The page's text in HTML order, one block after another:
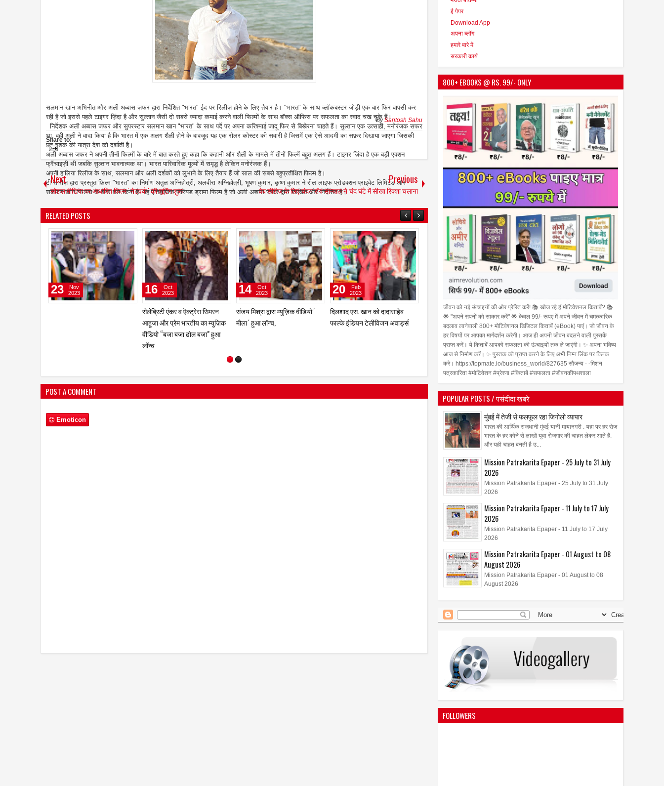
सलमान खान अभिनीत और अली अब्बास ज़फर द्वारा निर्देशित "भारत" ईद पर रिलीज़ होने के लिए तैयार है। "भारत" के साथ ब्लॉकबस्टर जोड़ी एक बार फिर वापसी कर
रही है जो इससे पहले टाइगर ज़िंदा है और सुल्तान जैसी दो सबसे ज्यादा कमाई करने वाली फिल्मों के साथ बॉक्स ऑफिस पर सफलता का स्वाद चख चुकेहैं।
निर्देशक अली अब्बास जफर और सुपरस्टार सलमान खान "भारत" के साथ पर्दे पर अपना करिश्माई जादू फिर से बिखेरना चाहते हैं। सुल्तान एक उत्साही, मनोरंजक सफर
था, वही अली ने वादा किया है कि भारत में एक अलग शैली होने के बावजूद यह एक रोलर कोस्टर की सवारी है जिसमें एक ऐसे आदमी का सफ़र दिखाया जाएगा जिसकी
छह दशक की यात्रा देश को दर्शाती है।
अली अब्बास जफर ने अपनी तीनों फिल्मों के बारे में बात करते हुए कहा कि कहानी और शैली के मामले में तीनों फिल्में बहुत अलग हैं। टाइगर ज़िंदा है एक बड़ी एक्शन
फ्रैंचाइज़ी थी जबकि सुल्तान भावनात्मक था। भारत पारिवारिक मूल्यों में समृद्ध है लेकिन मनोरंजक हैं।
अपनी हालिया रिलीज के साथ, सलमान और अली दर्शकों को लुभाने के लिए तैयार हैं जो साल की सबसे बहुप्रतीक्षित फिल्म है।
टी-सीरीज़ द्वारा प्रस्तुत फ़िल्म "भारत" का निर्माण अतुल अग्निहोत्री, अलवीरा अग्निहोत्री, भूषण कुमार, कृष्ण कुमार ने रील लाइफ प्रोडक्शन प्राइवेट लिमिटेड और
सलमान खान फिल्म्स के बैनर तले किया है. यह ऐतिहासिक पीरियड ड्रामा फिल्म है जो अली अब्बास जफर द्वारा लिखित और निर्देशित है।
BySantosh Sahu
Share to:
Next
सोशल मीडिया पर आधारित फिल्म ' नेटवर्क ' की शूटिंग शुरू
Previous
वेब सीरीज़ के लिए चंदन रॉय सान्याल ने चंद घंटे में सीखा रिक्शा चलाना
RELATED POSTS
15
Feb
2023
गीतकार-संगीतकार प्रवीण भारद्बाज की
नई पेशकश 'मोहब्बत तुम्हारी' ने मचाया
धूम
13
Feb
2023
23
Nov
2023
सेलेब्रिटी एंकर व ऎक्ट्रेस सिमरन
आहूजा और प्रेम भारतीय का म्युज़िक
16
Oct
2023
संजय मिश्रा द्वारा म्युज़िक वीडियो '
मौला ' हुआ लॉन्च,
Oct
2023
दिलशाद एस. खान को दादासाहेब
फाल्के इंडियन टेलीविजन अवार्ड्स
20
POST A COMMENT
Emoticon
ई पेपर
Download App
अपना ब्लॉग
हमारे बारे में
सरकारी कार्य
800+ EBOOKS @ RS. 99/- ONLY
जीवन को नई ऊंचाइयों की ओर प्रेरित करें! 📚 खोज रहे हैं मोटिवेशनल किताबें? 📚
🌟 "अपने सपनों को साकार करें" 🌟 केवल 99/- रूपए में अपने जीवन में चमत्कारिक
बदलाव लानेवाली 800+ मोटिवेशनल डिजिटल किताबें (eBook) पाएं। जो जीवन के
हर विषयों पर आपका मार्गदर्शन करेगी। आज ही अपनी जीवन बदलने वाली पुस्तकें
प्राप्त करें। ये किताबें आपको सफलता की ऊंचाइयों तक ले जाएंगी। ✨ अपना भविष्य
आज से निर्माण करें। ✨ पुस्तक को प्राप्त करने के लिए अभी निम्न लिंक पर क्लिक
करे। https://topmate.io/business_world/827635 सौजन्य - -मिशन
पत्रकारिता #मोटिवेशन #प्रेरणा #किताबें #सफलता #जीवनकीपथशाला
POPULAR POSTS / पसंदीदा खबरे
मुंबई में तेजी से फलफूल रहा जिगोलो व्यापार
भारत की आर्थिक राजधानी मुंबई यानी मायानगरी . यहा पर हर रोज
भारत के हर कोने से लाखों युवा रोजगार की चाहत लेकर आते है.
और यही चाहत बनती है उ...
Mission Patrakarita Epaper - 25 July to 31 July
2026
Mission Patrakarita Epaper - 25 July to 31 July
2026
Mission Patrakarita Epaper - 11 July to 17 July
2026
Mission Patrakarita Epaper - 11 July to 17 July
2026
Mission Patrakarita Epaper - 01 August to 08
August 2026
Mission Patrakarita Epaper - 01 August to 08
August 2026
FOLLOWERS